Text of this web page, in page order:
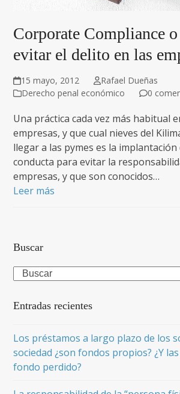
Corporate Compliance
evitar el delito en las
15 mayo, 2012
Rafael Dueñas
Derecho penal económico
0
Una práctica cada vez más habitual
empresas, y que cual nieves del
llegar a las pymes es la implantación
conducta para evitar la
empresas, y que son conocidos…
Leer más
Buscar
Search
Entradas recientes
Los préstamos a largo plazo de los
sociedad ¿son fondos propios? ¿Y
fondo perdido?